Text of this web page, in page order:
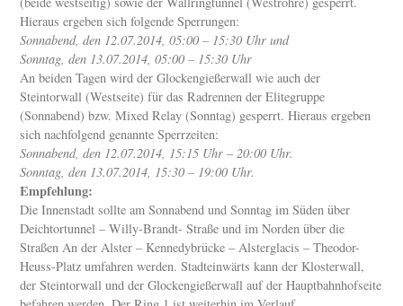
Hieraus ergeben sich folgende Sperrungen:
Sonnabend, den 12.07.2014, 05:00 – 15:30 Uhr und
Sonntag, den 13.07.2014, 05:00 – 15:30 Uhr
An beiden Tagen wird der Glockengießerwall wie auch der
Steintorwall (Westseite) für das Radrennen der Elitegruppe
(Sonnabend) bzw. Mixed Relay (Sonntag) gesperrt. Hieraus ergeben
sich nachfolgend genannte Sperrzeiten:
Sonnabend, den 12.07.2014, 15:15 Uhr – 20:00 Uhr.
Sonntag, den 13.07.2014, 15:30 – 19:00 Uhr.
Empfehlung:
Die Innenstadt sollte am Sonnabend und Sonntag im Süden über
Deichtortunnel – Willy-Brandt- Straße und im Norden über die
Straßen An der Alster – Kennedybrücke – Alsterglacis – Theodor-
Heuss-Platz umfahren werden. Stadteinwärts kann der Klosterwall,
der Steintorwall und der Glockengießerwall auf der Hauptbahnhofseite